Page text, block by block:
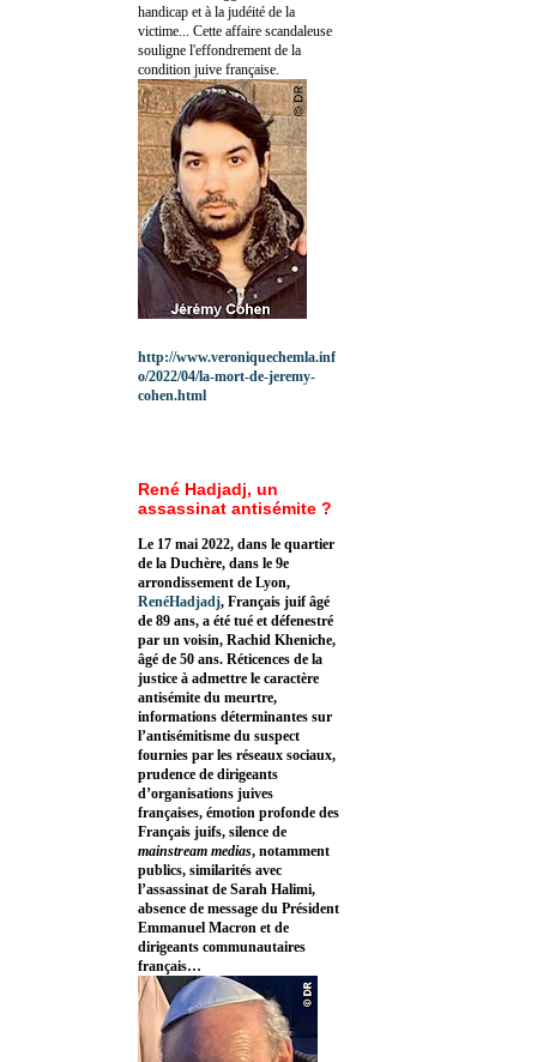
handicap et à la judéité de la
victime... Cette affaire scandaleuse
souligne l'effondrement de la
condition juive française.
http://www.veroniquechemla.inf
o/2022/04/la-mort-de-jeremy-
cohen.html
René Hadjadj, un
assassinat antisémite ?
Le 17 mai 2022, dans le quartier
de la Duchère, dans le 9e
arrondissement de Lyon,
RenéHadjadj, Français juif âgé
de 89 ans, a été tué et défenestré
par un voisin, Rachid Kheniche,
âgé de 50 ans. Réticences de la
justice à admettre le caractère
antisémite du meurtre,
informations déterminantes sur
l’antisémitisme du suspect
fournies par les réseaux sociaux,
prudence de dirigeants
d’organisations juives
françaises, émotion profonde des
Français juifs, silence de
mainstream medias, notamment
publics, similarités avec
l’assassinat de Sarah Halimi,
absence de message du Président
Emmanuel Macron et de
dirigeants communautaires
français…